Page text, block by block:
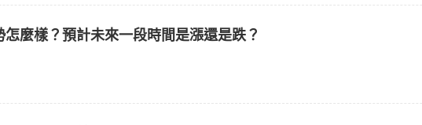
怎麼樣？預計未來一段時間是漲還是跌？